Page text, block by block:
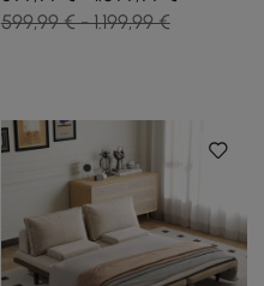
599,99 € - 1.199,99 €